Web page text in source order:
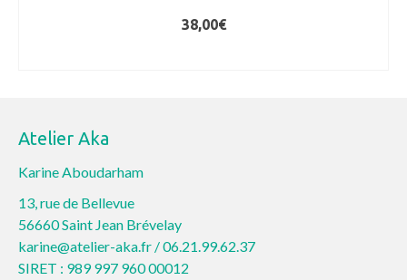
38,00€
Atelier Aka
Karine Aboudarham
13, rue de Bellevue
56660 Saint Jean Brévelay
karine@atelier-aka.fr /06.21.99.62.37
SIRET : 989 997 960 00012